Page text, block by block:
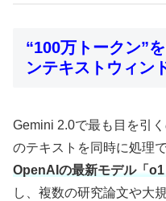
“100万トークン”
ンテキストウィン
Gemini 2.0で最も目を引
のテキストを同時に処理
OpenAIの最新モデル「
し、複数の研究論文や大